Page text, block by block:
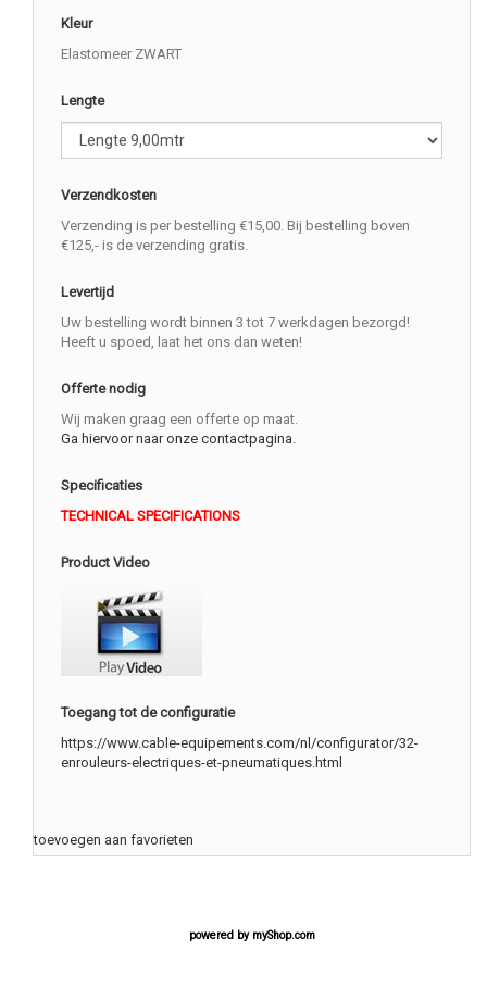
Kleur
Elastomeer ZWART
Lengte
Verzendkosten
Verzending is per bestelling €15,00. Bij bestelling boven
€125,- is de verzending gratis.
Levertijd
Uw bestelling wordt binnen 3 tot 7 werkdagen bezorgd!
Heeft u spoed, laat het ons dan weten!
Offerte nodig
Wij maken graag een offerte op maat.
Ga hiervoor naar onze contactpagina.
Specificaties
TECHNICAL SPECIFICATIONS
Product Video
Toegang tot de configuratie
https://www.cable-equipements.com/nl/configurator/32-
enrouleurs-electriques-et-pneumatiques.html
toevoegen aan favorieten
powered by myShop.com